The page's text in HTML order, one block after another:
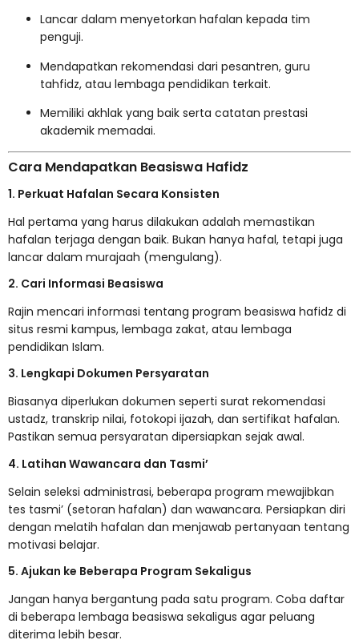
Lancar dalam menyetorkan hafalan kepada tim
penguji.
Mendapatkan rekomendasi dari pesantren, guru
tahfidz, atau lembaga pendidikan terkait.
Memiliki akhlak yang baik serta catatan prestasi
akademik memadai.
Cara Mendapatkan Beasiswa Hafidz
1. Perkuat Hafalan Secara Konsisten
Hal pertama yang harus dilakukan adalah memastikan
hafalan terjaga dengan baik. Bukan hanya hafal, tetapi juga
lancar dalam murajaah (mengulang).
2. Cari Informasi Beasiswa
Rajin mencari informasi tentang program beasiswa hafidz di
situs resmi kampus, lembaga zakat, atau lembaga
pendidikan Islam.
3. Lengkapi Dokumen Persyaratan
Biasanya diperlukan dokumen seperti surat rekomendasi
ustadz, transkrip nilai, fotokopi ijazah, dan sertifikat hafalan.
Pastikan semua persyaratan dipersiapkan sejak awal.
4. Latihan Wawancara dan Tasmi’
Selain seleksi administrasi, beberapa program mewajibkan
tes tasmi’ (setoran hafalan) dan wawancara. Persiapkan diri
dengan melatih hafalan dan menjawab pertanyaan tentang
motivasi belajar.
5. Ajukan ke Beberapa Program Sekaligus
Jangan hanya bergantung pada satu program. Coba daftar
di beberapa lembaga beasiswa sekaligus agar peluang
diterima lebih besar.